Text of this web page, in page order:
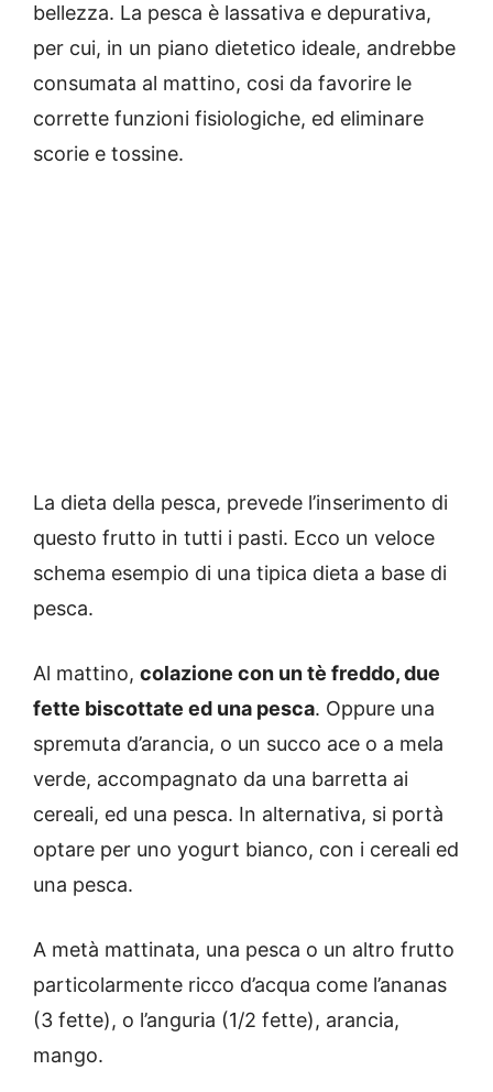
bellezza. La pesca è lassativa e depurativa,
per cui, in un piano dietetico ideale, andrebbe
consumata al mattino, cosi da favorire le
corrette funzioni fisiologiche, ed eliminare
scorie e tossine.
La dieta della pesca, prevede l’inserimento di
questo frutto in tutti i pasti. Ecco un veloce
schema esempio di una tipica dieta a base di
pesca.
Al mattino, colazione con un tè freddo, due
fette biscottate ed una pesca. Oppure una
spremuta d’arancia, o un succo ace o a mela
verde, accompagnato da una barretta ai
cereali, ed una pesca. In alternativa, si portà
optare per uno yogurt bianco, con i cereali ed
una pesca.
A metà mattinata, una pesca o un altro frutto
particolarmente ricco d’acqua come l’ananas
(3 fette), o l’anguria (1/2 fette), arancia,
mango.